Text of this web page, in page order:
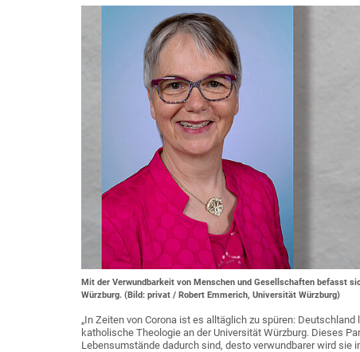
Mit der Verwundbarkeit von Menschen und Gesellschaften befasst
Würzburg. (Bild: privat / Robert Emmerich, Universität Würzburg)
„In Zeiten von Corona ist es alltäglich zu spüren:
katholische Theologie an der Universität Würzburg. Dieses
Lebensumstände dadurch sind, desto verwundbarer wird sie